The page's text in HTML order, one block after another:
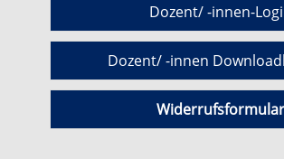
Dozent/ -innen-
Dozent/ -innen
Widerrufsformular